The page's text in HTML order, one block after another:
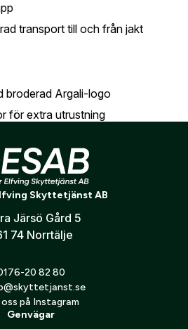
transport till och från jakt
broderad Argali-logo
för extra utrustning
ett företag? Kontakta
personuppgifter behandlas enligt
.
Skyttetjänst AB
Järsö Gård 5
74 Norrtälje
20 82 80
på Instagram
Genvägar